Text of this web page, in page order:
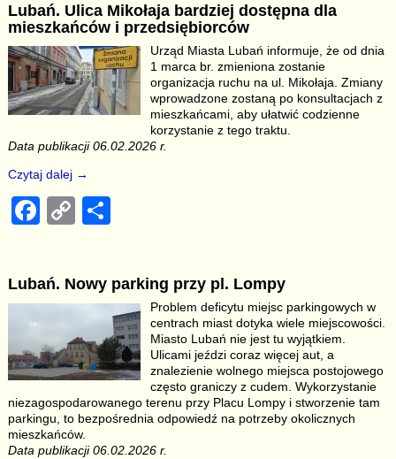
e
b
o
o
k
y
Li
n
k
e
Lubań. Ulica Mikołaja bardziej dostępna dla
mieszkańców i przedsiębiorców
Urząd Miasta Lubań informuje, że od dnia
1 marca br. zmieniona zostanie
organizacja ruchu na ul. Mikołaja. Zmiany
wprowadzone zostaną po konsultacjach z
mieszkańcami, aby ułatwić codzienne
korzystanie z tego traktu.
Data publikacji 06.02.2026 r.
Czytaj dalej →
F
e
o
o
k
C
y
Li
n
k
e
Lubań. Nowy parking przy pl. Lompy
Problem deficytu miejsc parkingowych w
centrach miast dotyka wiele miejscowości.
Miasto Lubań nie jest tu wyjątkiem.
Ulicami jeździ coraz więcej aut, a
znalezienie wolnego miejsca postojowego
często graniczy z cudem. Wykorzystanie
niezagospodarowanego terenu przy Placu Lompy i stworzenie tam
parkingu, to bezpośrednia odpowiedź na potrzeby okolicznych
mieszkańców.
Data publikacji 06.02.2026 r.